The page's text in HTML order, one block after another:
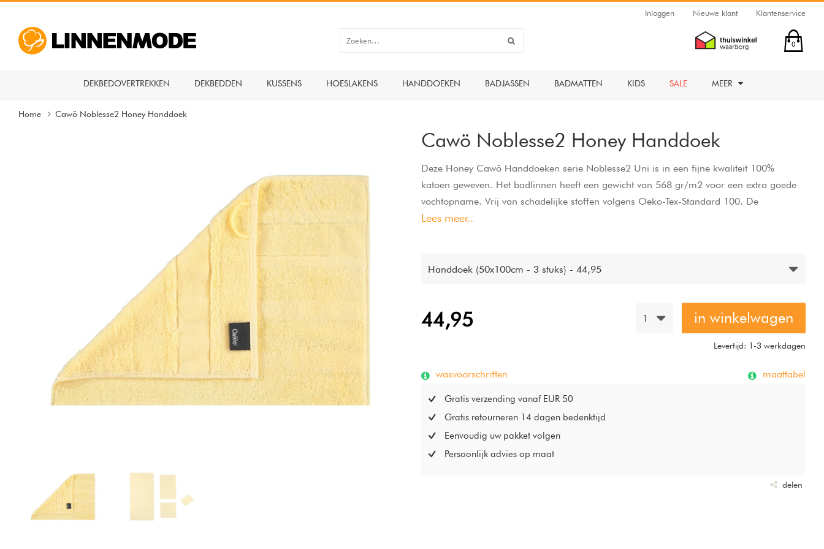
Inloggen Nieuwe klant Klantenservice
0
DEKBEDOVERTREKKEN DEKBEDDEN KUSSENS HOESLAKENS HANDDOEKEN BADJASSEN BADMATTEN KIDS SALE MEER
Home Cawö Noblesse2 Honey Handdoek
Cawö Noblesse2 Honey Handdoek
Deze Honey Cawö Handdoeken serie Noblesse2 Uni is in een fijne kwaliteit 100%
katoen geweven. Het badlinnen heeft een gewicht van 568 gr/m2 voor een extra goede
vochtopname. Vrij van schadelijke stoffen volgens Oeko-Tex-Standard 100. De
handdoeken zijn wasbaar op 60 graden en geschikt voor de droger.
Lees meer..
Handdoek (50x100cm - 3 stuks) - 44,95
44,95 1 in winkelwagen
Levertijd: 1-3 werkdagen
wasvoorschriften maattabel
Gratis verzending vanaf EUR 50
Gratis retourneren 14 dagen bedenktijd
Eenvoudig uw pakket volgen
Persoonlijk advies op maat
delen